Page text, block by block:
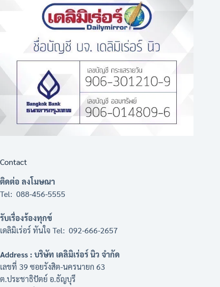
Contact
ติดต่อ ลงโมษณา
Tel: 088-456-5555
รับเรื่องร้องทุกข์
เดลิมิเร่อร์ ทันใจ Tel: 092-666-2657
Address : บริษัท เดลิมิเร่อร์ นิว จำกัด
เลขที่ 39 ซอยรังสิต-นครนายก 63
ต.ประชาธิปัตย์ อ.ธัญบุรี